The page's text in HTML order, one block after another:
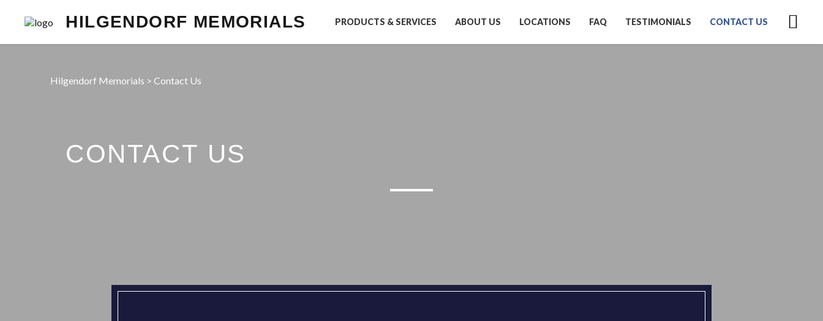
HILGENDORF MEMORIALS PRODUCTS & SERVICES ABOUT US LOCATIONS FAQ TESTIMONIALS CONTACT US
Hilgendorf Memorials > Contact Us
CONTACT US